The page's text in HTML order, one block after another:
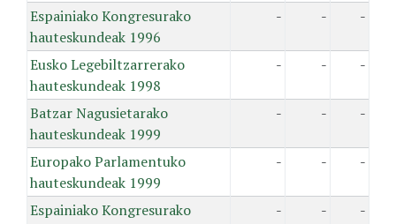
Espainiako Kongresurako
hauteskundeak 1996
- - -
Eusko Legebiltzarrerako
hauteskundeak 1998
- - -
Batzar Nagusietarako
hauteskundeak 1999
- - -
Europako Parlamentuko
hauteskundeak 1999
- - -
Espainiako Kongresurako
- - -